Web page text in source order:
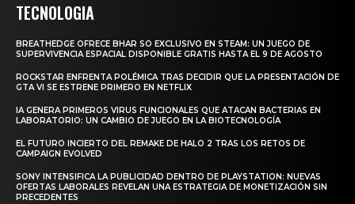
TECNOLOGIA
BREATHEDGE OFRECE BHAR SO EXCLUSIVO EN STEAM: UN JUEGO DE
SUPERVIVENCIA ESPACIAL DISPONIBLE GRATIS HASTA EL 9 DE AGOSTO
ROCKSTAR ENFRENTA POLÉMICA TRAS DECIDIR QUE LA PRESENTACIÓN DE
GTA VI SE ESTRENE PRIMERO EN NETFLIX
IA GENERA PRIMEROS VIRUS FUNCIONALES QUE ATACAN BACTERIAS EN
LABORATORIO: UN CAMBIO DE JUEGO EN LA BIOTECNOLOGÍA
EL FUTURO INCIERTO DEL REMAKE DE HALO 2 TRAS LOS RETOS DE
CAMPAIGN EVOLVED
SONY INTENSIFICA LA PUBLICIDAD DENTRO DE PLAYSTATION: NUEVAS
OFERTAS LABORALES REVELAN UNA ESTRATEGIA DE MONETIZACIÓN SIN
PRECEDENTES